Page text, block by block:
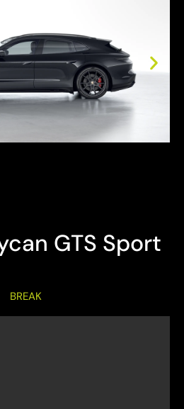
GTS Sport
BREAK